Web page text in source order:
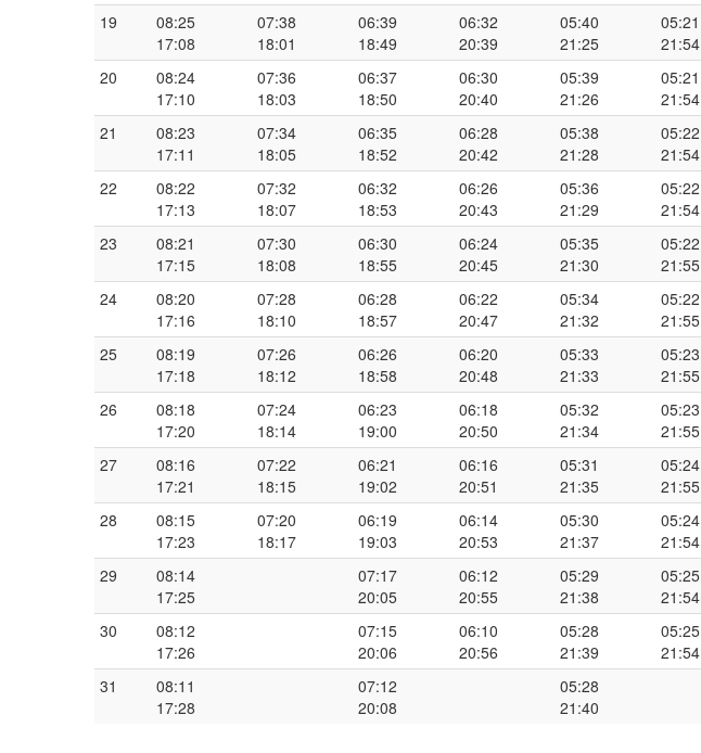
19
08:25
17:08
07:38
18:01
06:39
18:49
06:32
20:39
05:40
21:25
05:21
21:54
20
08:24
17:10
07:36
18:03
06:37
18:50
06:30
20:40
05:39
21:26
05:21
21:54
21
08:23
17:11
07:34
18:05
06:35
18:52
06:28
20:42
05:38
21:28
05:22
21:54
22
08:22
17:13
07:32
18:07
06:32
18:53
06:26
20:43
05:36
21:29
05:22
21:54
23
08:21
17:15
07:30
18:08
06:30
18:55
06:24
20:45
05:35
21:30
05:22
21:55
24
08:20
17:16
07:28
18:10
06:28
18:57
06:22
20:47
05:34
21:32
05:22
21:55
25
08:19
17:18
07:26
18:12
06:26
18:58
06:20
20:48
05:33
21:33
05:23
21:55
26
08:18
17:20
07:24
18:14
06:23
19:00
06:18
20:50
05:32
21:34
05:23
21:55
27
08:16
17:21
07:22
18:15
06:21
19:02
06:16
20:51
05:31
21:35
05:24
21:55
28
08:15
17:23
07:20
18:17
06:19
19:03
06:14
20:53
05:30
21:37
05:24
21:54
29
08:14
17:25
07:17
20:05
06:12
20:55
05:29
21:38
05:25
21:54
30
08:12
17:26
07:15
20:06
06:10
20:56
05:28
21:39
05:25
21:54
31
08:11
17:28
07:12
20:08
05:28
21:40